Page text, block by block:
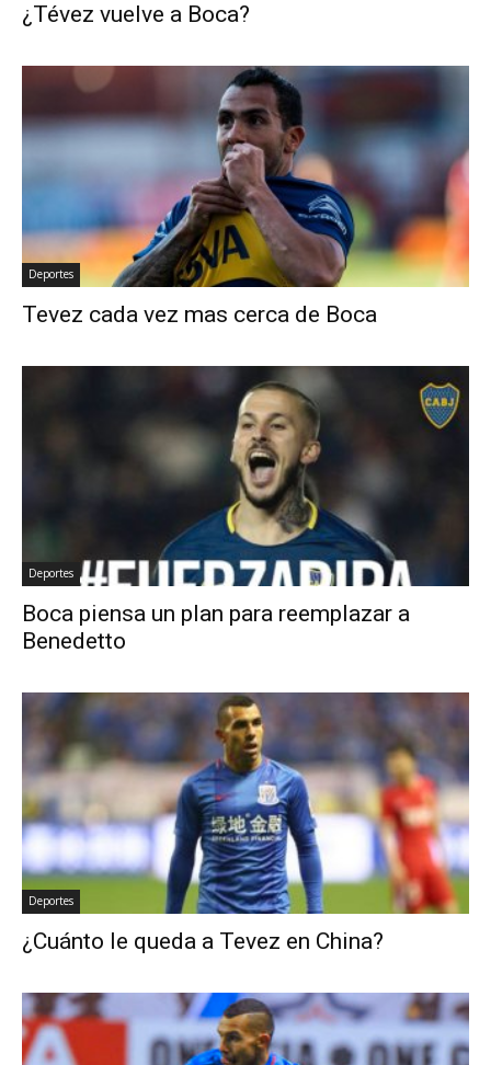
¿Tévez vuelve a Boca?
Deportes
Tevez cada vez mas cerca de Boca
Deportes
Boca piensa un plan para reemplazar a
Benedetto
Deportes
¿Cuánto le queda a Tevez en China?